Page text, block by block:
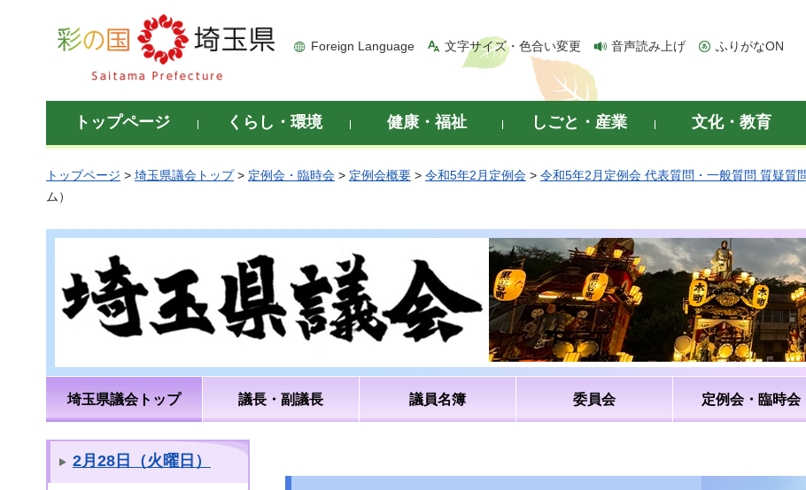
彩の国 埼玉県
Foreign Language 文字サイズ・色合い変更 音声読み上げ ふりがなON
トップページ くらし・環境 健康・福祉 しごと・産業 文化・教育
トップページ > 埼玉県議会トップ> 定例会・臨時会 > 定例会概要 > 令和5年2月定例会 > 令和5年2月定例会 代表質問・一般質問 質疑質
ム）
埼玉県議会トップ 議長・副議長 議員名簿 委員会 定例会・臨時会
2月28日（火曜日）